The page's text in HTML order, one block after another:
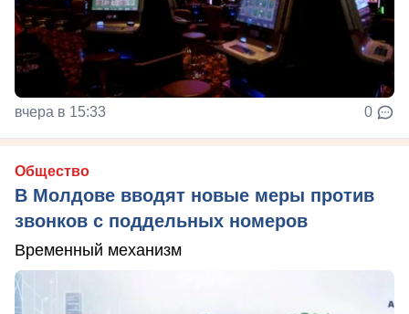
вчера в 15:33 0
Общество
В Молдове вводят новые меры против
звонков с поддельных номеров
Временный механизм